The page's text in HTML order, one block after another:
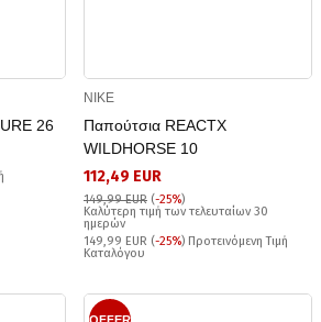
26
NIKE
Παπούτσια REACTX
WILDHORSE 10
112,49 EUR
149,99 EUR (-25%)
Καλύτερη τιμή των τελευταίων 30
ημερών
149,99 EUR (-25%) Προτεινόμενη Τιμή
Καταλόγου
OFFER